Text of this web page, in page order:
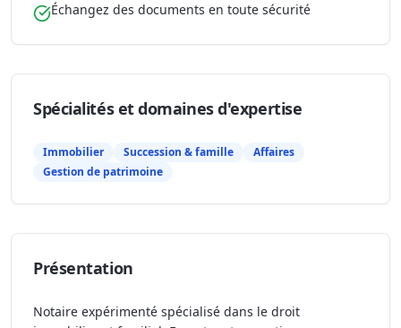
Échangez des documents en toute sécurité
Spécialités et domaines d'expertise
Immobilier Succession & famille
Affaires
Gestion de patrimoine
Présentation
Notaire expérimenté spécialisé dans le droit